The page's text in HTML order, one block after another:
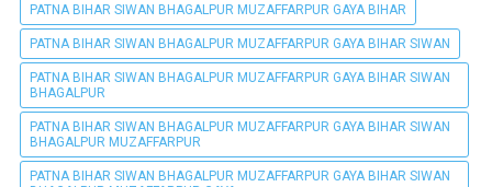
PATNA BIHAR SIWAN BHAGALPUR MUZAFFARPUR GAYA BIHAR
PATNA BIHAR SIWAN BHAGALPUR MUZAFFARPUR GAYA BIHAR SIWAN
PATNA BIHAR SIWAN BHAGALPUR MUZAFFARPUR GAYA BIHAR SIWAN
BHAGALPUR
PATNA BIHAR SIWAN BHAGALPUR MUZAFFARPUR GAYA BIHAR SIWAN
BHAGALPUR MUZAFFARPUR
PATNA BIHAR SIWAN BHAGALPUR MUZAFFARPUR GAYA BIHAR SIWAN